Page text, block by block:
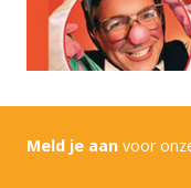
Meld je aan voor